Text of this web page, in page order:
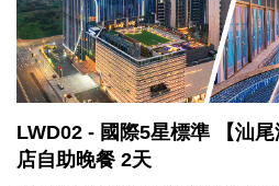
LWD02 - 國際5星標準 【汕
店自助晚餐 2天